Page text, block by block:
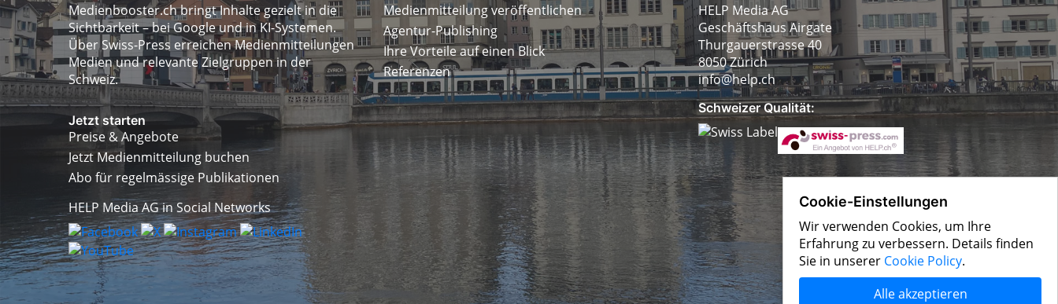
Medienbooster.ch bringt Inhalte gezielt in die
Sichtbarkeit – bei Google und in KI-Systemen.
Über Swiss-Press erreichen Medienmitteilungen
Medien und relevante Zielgruppen in der
Schweiz.
Jetzt starten
Preise & Angebote
Jetzt Medienmitteilung buchen
Abo für regelmässige Publikationen
HELP Media AG in Social Networks
Medienmitteilung veröffentlichen
Agentur-Publishing
Ihre Vorteile auf einen Blick
Referenzen
HELP Media AG
Geschäftshaus Airgate
Thurgauerstrasse 40
8050 Zürich
info@help.ch
Schweizer Qualität:
Cookie-Einstellungen
Wir verwenden Cookies, um Ihre
Erfahrung zu verbessern. Details finden
Sie in unserer Cookie Policy.
Alle akzeptieren